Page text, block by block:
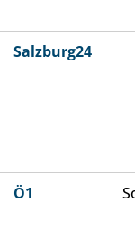
Salzburg24
Ö1